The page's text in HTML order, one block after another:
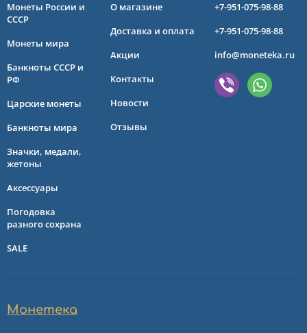
Монеты России и
СССР
Монеты мира
Банкноты СССР и
РФ
Царские монеты
Банкноты мира
Значки, медали,
жетоны
Аксессуары
Погодовка
разного сохрана
SALE
О магазине
Доставка и оплата
Акции
Контакты
Новости
Отзывы
+7-951-075-98-88
+7-951-075-98-88
info@moneteka.ru
Монетека